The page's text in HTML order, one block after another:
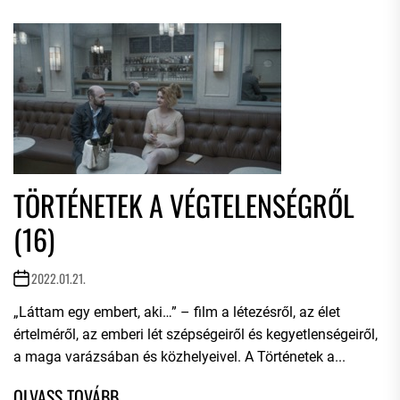
TÖRTÉNETEK A VÉGTELENSÉGRŐL
(16)
2022.01.21.
„Láttam egy embert, aki…” – film a létezésről, az élet
értelméről, az emberi lét szépségeiről és kegyetlenségeiről,
a maga varázsában és közhelyeivel. A Történetek a...